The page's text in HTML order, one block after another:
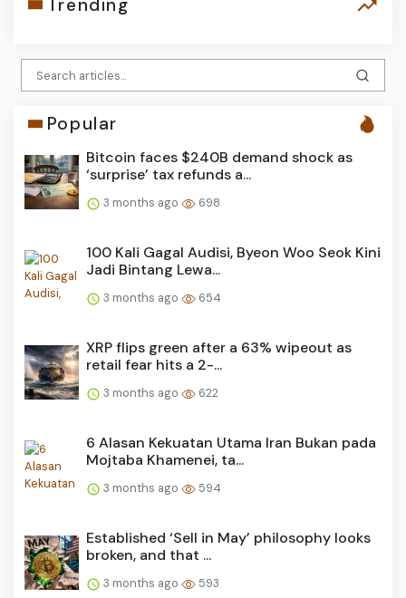
Trending
Popular
Bitcoin faces $240B demand shock as
‘surprise’ tax refunds a...
3 months ago 698
100 Kali Gagal Audisi, Byeon Woo Seok Kini
Jadi Bintang Lewa...
3 months ago 654
XRP flips green after a 63% wipeout as
retail fear hits a 2-...
3 months ago 622
6 Alasan Kekuatan Utama Iran Bukan pada
Mojtaba Khamenei, ta...
3 months ago 594
Established ‘Sell in May’ philosophy looks
broken, and that ...
3 months ago 593